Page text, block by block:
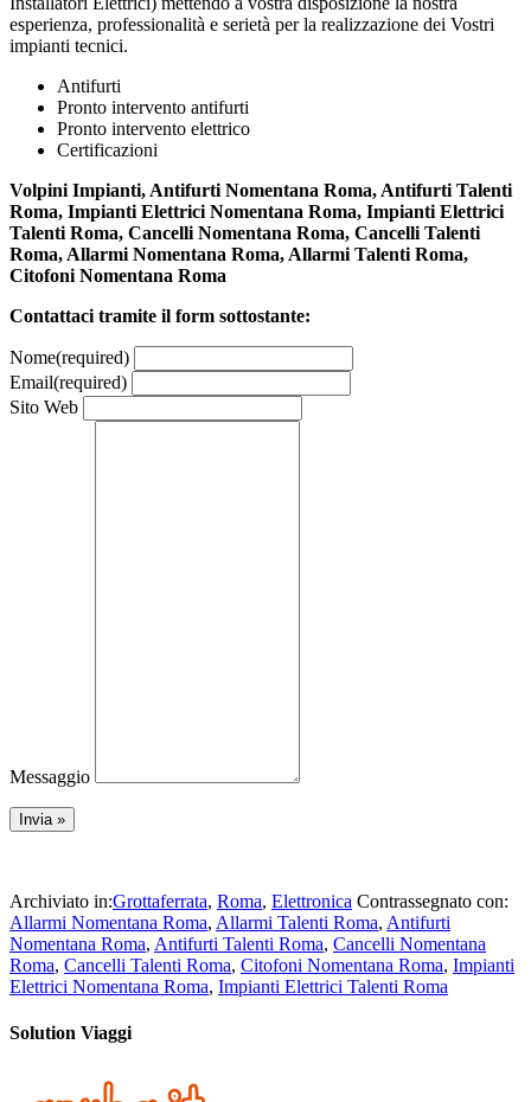
esperienza, professionalità e serietà per la realizzazione dei Vostri
impianti tecnici.
Antifurti
Pronto intervento antifurti
Pronto intervento elettrico
Certificazioni
Volpini Impianti, Antifurti Nomentana Roma, Antifurti Talenti
Roma, Impianti Elettrici Nomentana Roma, Impianti Elettrici
Talenti Roma, Cancelli Nomentana Roma, Cancelli Talenti
Roma, Allarmi Nomentana Roma, Allarmi Talenti Roma,
Citofoni Nomentana Roma
Contattaci tramite il form sottostante:
Nome(required)
Email(required)
Sito Web
Messaggio
Archiviato in:Grottaferrata, Roma, Elettronica Contrassegnato con:
Allarmi Nomentana Roma, Allarmi Talenti Roma, Antifurti
Nomentana Roma, Antifurti Talenti Roma, Cancelli Nomentana
Roma, Cancelli Talenti Roma, Citofoni Nomentana Roma, Impianti
Elettrici Nomentana Roma, Impianti Elettrici Talenti Roma
Solution Viaggi